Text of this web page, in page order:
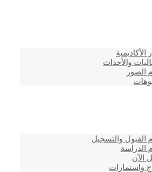
الأكاديمية
والأحداث
الصور
القبول والتسجيل
الدراسة
الآن
واستمارات